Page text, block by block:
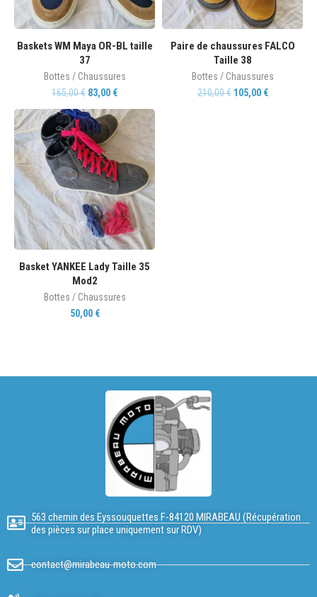
Baskets WM Maya OR-BL taille
37
Bottes / Chaussures
165,00€ 83,00 €
Paire de chaussures FALCO
Taille 38
Bottes / Chaussures
210,00€ 105,00 €
Basket YANKEE Lady Taille 35
Mod2
Bottes / Chaussures
50,00 €
563 chemin des Eyssouquettes F-84120 MIRABEAU (Récupération
des pièces sur place uniquement sur RDV)
contact@mirabeau-moto.com